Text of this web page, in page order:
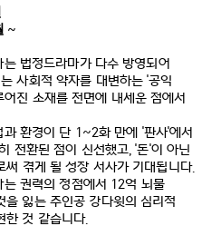
~
법정드라마가 다수 방영되어
는 사회적 약자를 대변하는 '공익
진 소재를 전면에 내세운 점에서
과 환경이 단1~2화 만에 '판사'에서
전환된 점이 신선했고, '돈'이 아닌
써 겪게 될 성장 서사가 기대됩니다.
권력의 정점에서 12억 뇌물
잃는 주인공 강다윗의 심리적
한 것 같습니다.